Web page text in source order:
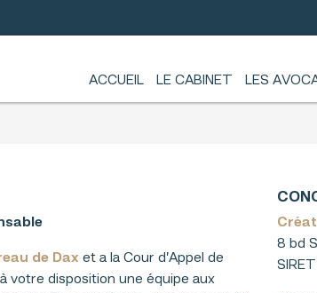
ACCUEIL
LE CABINET LES
de Dax et a la Cour d’Appel de
votre disposition une équipe aux
8 bd